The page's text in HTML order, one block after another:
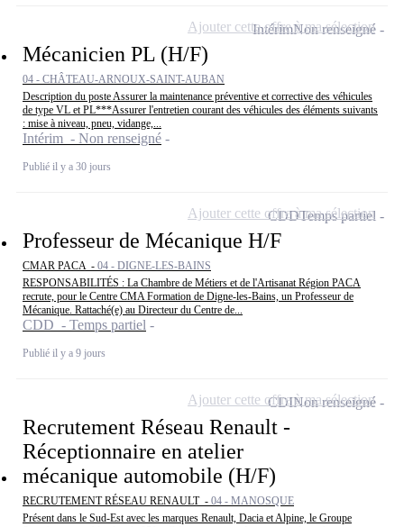
Mécanicien PL (H/F)
04 - CHÂTEAU-ARNOUX-SAINT-AUBAN
Description du poste Assurer la maintenance préventive et corrective des véhicules
de type VL et PL***Assurer l'entretien courant des véhicules des éléments suivants
: mise à niveau, pneu, vidange,...
Intérim - Non renseigné
Publié il y a 30 jours
IntérimNon renseigné
Ajouter cette offre à ma sélection
Professeur de Mécanique H/F
CMAR PACA - 04 - DIGNE-LES-BAINS
RESPONSABILITÉS : La Chambre de Métiers et de l'Artisanat Région PACA
recrute, pour le Centre CMA Formation de Digne-les-Bains, un Professeur de
Mécanique. Rattaché(e) au Directeur du Centre de...
CDD - Temps partiel
Publié il y a 9 jours
CDDTemps partiel
Ajouter cette offre à ma sélection
Recrutement Réseau Renault -
Réceptionnaire en atelier
mécanique automobile (H/F)
RECRUTEMENT RÉSEAU RENAULT - 04 - MANOSQUE
Présent dans le Sud-Est avec les marques Renault, Dacia et Alpine, le Groupe
CDINon renseigné
Ajouter cette offre à ma sélection